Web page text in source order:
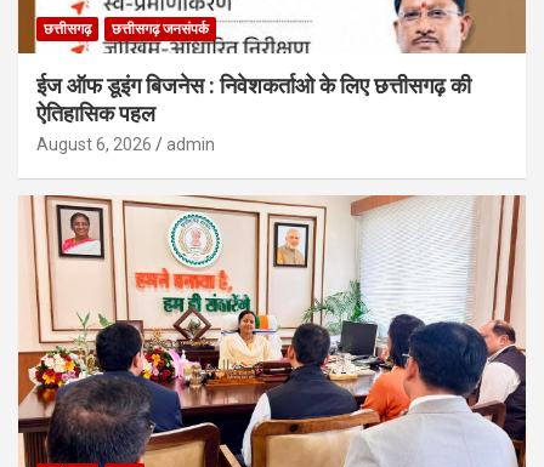
छत्तीसगढ़ छत्तीसगढ़ जनसंपर्क
ईज ऑफ डूइंग बिजनेस : निवेशकर्ताओ के लिए छत्तीसगढ़ की
ऐतिहासिक पहल
August 6, 2026 admin